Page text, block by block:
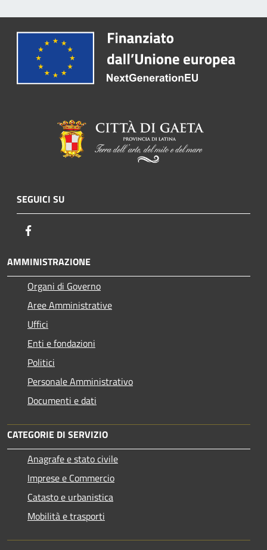
SEGUICI SU
AMMINISTRAZIONE
Organi di Governo
Aree Amministrative
Uffici
Enti e fondazioni
Politici
Personale Amministrativo
Documenti e dati
CATEGORIE DI SERVIZIO
Anagrafe e stato civile
Imprese e Commercio
Catasto e urbanistica
Mobilità e trasporti